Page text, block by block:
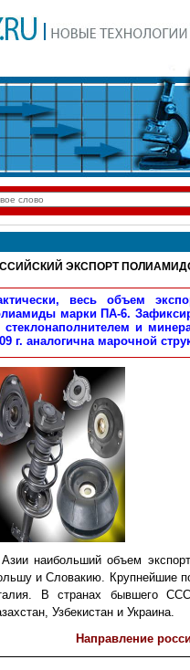
ЭКСПОРТ
весь объем
марки ПА-6.
стеклонаполнителем и
г. аналогична марочной
наибольший объем
и Словакию. Крупнейшие
В странах бывшего
Узбекистан и Украина.
Направление